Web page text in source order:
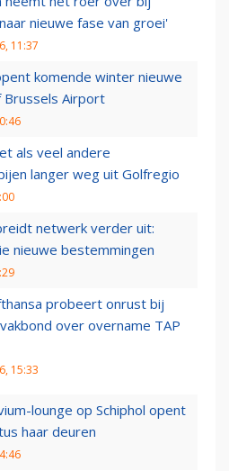
nieuwe fase van groei'
11:37
komende winter nieuwe
Brussels Airport
als veel andere
langer weg uit Golfregio
netwerk verder uit:
nieuwe bestemmingen
probeert onrust bij
over overname TAP
15:33
lounge op Schiphol opent
haar deuren